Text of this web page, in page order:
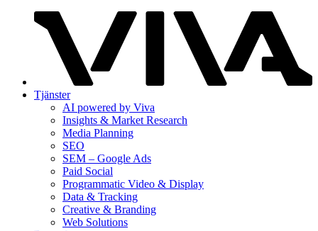
Tjänster
AI powered by Viva
Insights & Market Research
Media Planning
SEO
SEM – Google Ads
Paid Social
Programmatic Video & Display
Data & Tracking
Creative & Branding
Web Solutions